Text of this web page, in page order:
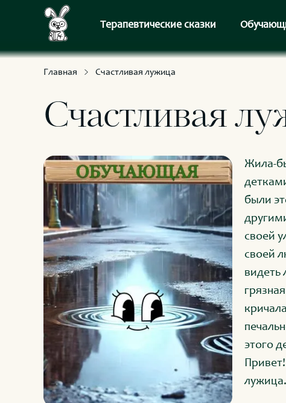
Терапевтические сказки
Для умных и любознательных
Главная Счастливая лужица
Счастливая
Жила-
были
своей
своей
этого